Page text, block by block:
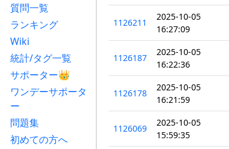
質問一覧
ランキング
Wiki
統計/タグ一覧
サポーター👑
ワンデーサポータ
ー
問題集
初めての方へ
1126211
2025-10-05
16:27:09
1126187
2025-10-05
16:22:36
1126178
2025-10-05
16:21:59
1126069
2025-10-05
15:59:35